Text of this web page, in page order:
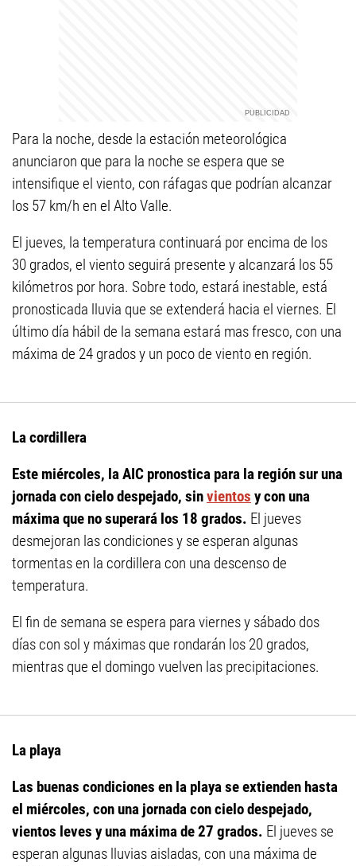
Para la noche, desde la estación meteorológica
anunciaron que para la noche se espera que se
intensifique el viento, con ráfagas que podrían alcanzar
los 57 km/h en el Alto Valle.
El jueves, la temperatura continuará por encima de los
30 grados, el viento seguirá presente y alcanzará los 55
kilómetros por hora. Sobre todo, estará inestable, está
pronosticada lluvia que se extenderá hacia el viernes. El
último día hábil de la semana estará mas fresco, con una
máxima de 24 grados y un poco de viento en región.
La cordillera
Este miércoles, la AIC pronostica para la región sur una
jornada con cielo despejado, sinvientos y con una
máxima que no superará los 18 grados. El jueves
desmejoran las condiciones y se esperan algunas
tormentas en la cordillera con una descenso de
temperatura.
El fin de semana se espera para viernes y sábado dos
días con sol y máximas que rondarán los 20 grados,
mientras que el domingo vuelven las precipitaciones.
La playa
Las buenas condiciones en la playa se extienden hasta
el miércoles, con una jornada con cielo despejado,
vientos leves y una máxima de 27 grados. El jueves se
esperan algunas lluvias aisladas, con una máxima de